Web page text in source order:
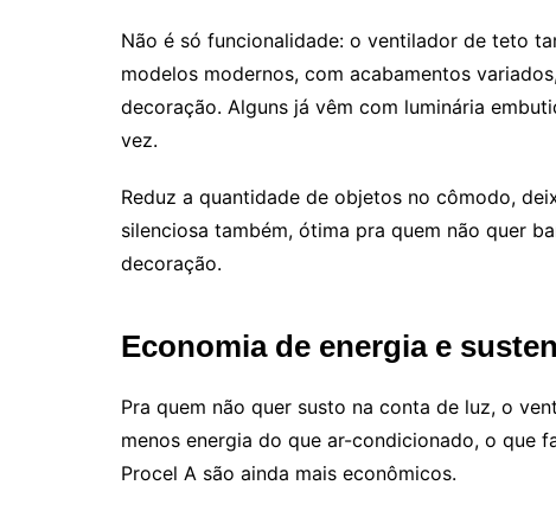
Não é só funcionalidade: o ventilador de teto
modelos modernos, com acabamentos
decoração. Alguns já vêm com luminária
vez.
Reduz a quantidade de objetos no cômodo,
silenciosa também, ótima pra quem não quer
decoração.
Economia de energia e
Pra quem não quer susto na conta de luz, o
menos energia do que ar-condicionado, o que
Procel A são ainda mais econômicos.